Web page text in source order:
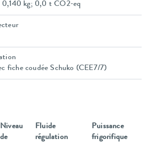
kg; 0,0 t CO2-eq
fiche coudée Schuko (CEE7/7)
Niveau
de
Fluide
régulation
Puissance
frigorifique